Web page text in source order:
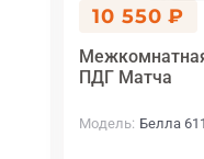
10 550 ₽
ПДГ Матча
Модель Белла